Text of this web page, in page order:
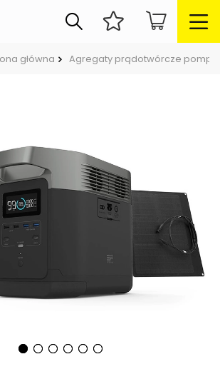
główna Agregaty prądotwórcze pompy